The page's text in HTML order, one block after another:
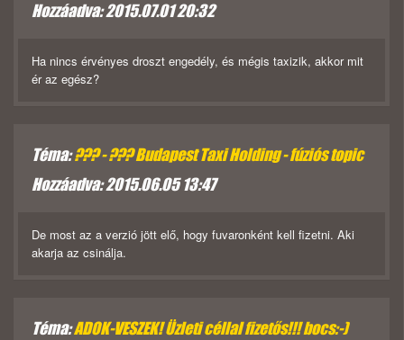
Hozzáadva: 2015.07.01 20:32
Ha nincs érvényes droszt engedély, és mégis taxizik, akkor mit
ér az egész?
Téma:??? - ??? Budapest Taxi Holding - fúziós topic
Hozzáadva: 2015.06.05 13:47
De most az a verzió jött elő, hogy fuvaronként kell fizetni. Aki
akarja az csinálja.
Téma:ADOK-VESZEK! Üzleti céllal fizetős!!! bocs:-)